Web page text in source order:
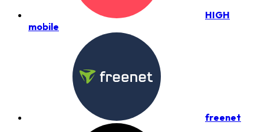
HIGH
mobile
freenet